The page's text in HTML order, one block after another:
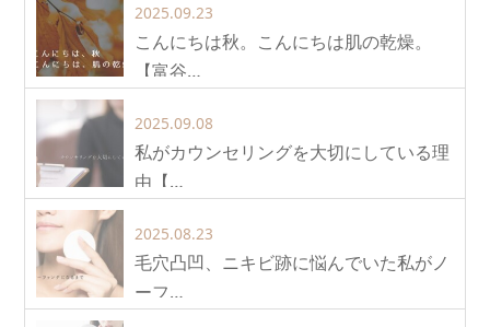
2025.09.23
こんにちは秋。こんにちは肌の乾燥。
【富谷…
2025.09.08
私がカウンセリングを大切にしている理
由【…
2025.08.23
毛穴凸凹、ニキビ跡に悩んでいた私がノ
ーフ…